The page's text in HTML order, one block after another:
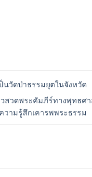
นวัดป่าธรรมยุตในจังหวัด
สวดพระคัมภีร์ทางพุทธศ
วามรู้สึกเคารพพระธรรม